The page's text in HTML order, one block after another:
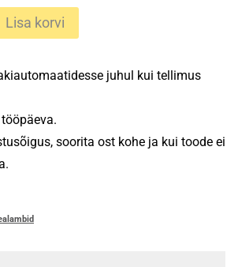
Lisa korvi
juhul kui tellimus
soorita ost kohe ja kui toode ei